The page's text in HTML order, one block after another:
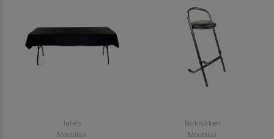
Tafels
Meubilair
Barkrukken
Meubilair